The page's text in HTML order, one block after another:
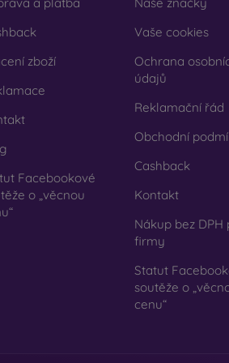
jakýkoli typ ochranného skla,
najdete širokou nabídku
zboží
Facebookové
o „věcnou
Vaše cookies
Ochrana
údajů
Reklamační řád
Obchodní
Cashback
Kontakt
Nákup bez DPH
firmy
Statut
soutěže o
cenu“